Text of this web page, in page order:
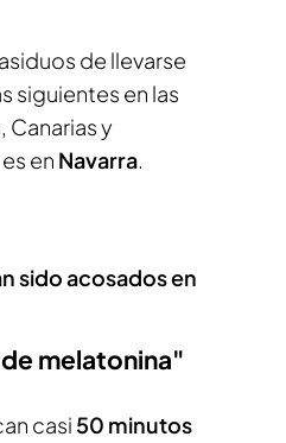
de llevarse
siguientes en las
Canarias y
en Navarra.
sido acosados en
melatonina"
casi 50 minutos